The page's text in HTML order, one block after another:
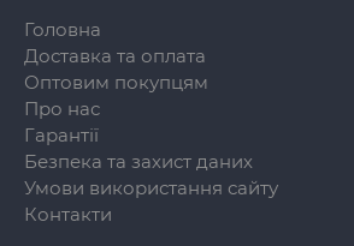
Головна
Доставка та оплата
Оптовим покупцям
Про нас
Гарантії
Безпека та захист даних
Умови використання сайту
Контакти